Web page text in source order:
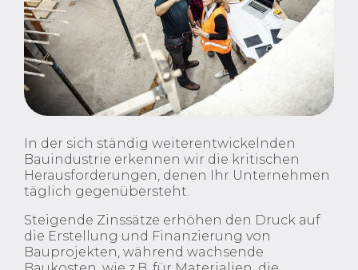
In der sich ständig weiterentwickelnden
Bauindustrie erkennen wir die kritischen
Herausforderungen, denen Ihr Unternehmen
täglich gegenübersteht.
Steigende Zinssätze erhöhen den Druck auf
die Erstellung und Finanzierung von
Bauprojekten, während wachsende